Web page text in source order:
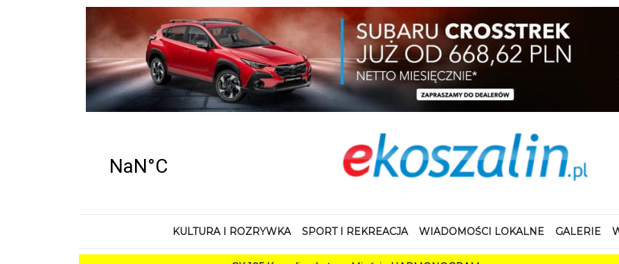
KULTURA I ROZRYWKA SPORT I REKREACJA WIADOMOŚCI LOKALNE GALERIE